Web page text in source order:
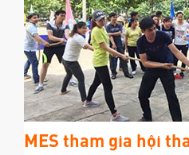
MES tham gia hội